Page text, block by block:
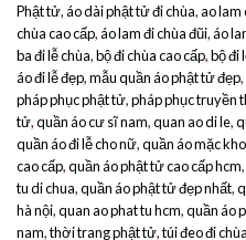
Phật tử,áo dài phật tử đi chùa,ao lam
chùa cao cấp,áo lam đi chùa đũi,áo
ba đi lễ chùa,bộ đi chùa cao cấp,bộ đi
áo đi lễ đẹp,mẫu quần áo phật tử đẹp,
pháp phục phật tử,pháp phục truyền
tử,quần áo cư sĩ nam,quan ao di le,
quần áo đi lễ cho nữ,quần áo mặc
cao cấp,quần áo phật tử cao cấp hcm,
tu di chua,quần áo phật tử đẹp nhất,
hà nội,quan ao phat tu hcm,quần áo
nam,thời trang phật tử,túi đeo đi chùa